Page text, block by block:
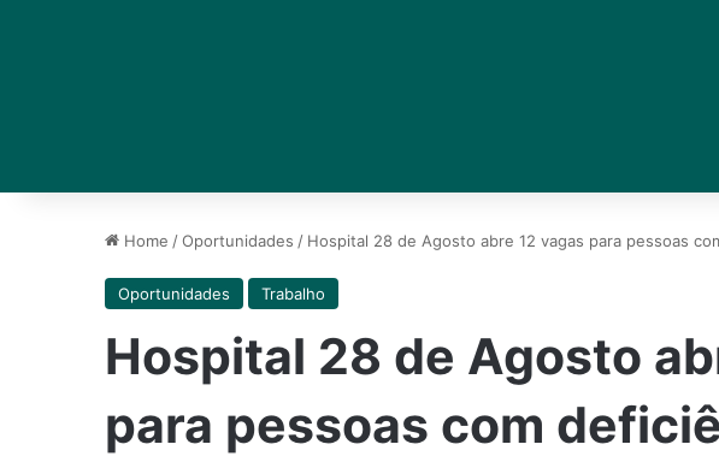
Home /Oportunidades / Hospital 28 de Agosto abre 12 vagas para pessoas
Oportunidades Trabalho
Hospital 28 de Agosto
para pessoas com